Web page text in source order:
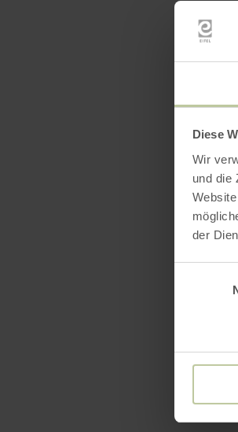
Diese
Wir
und die
der